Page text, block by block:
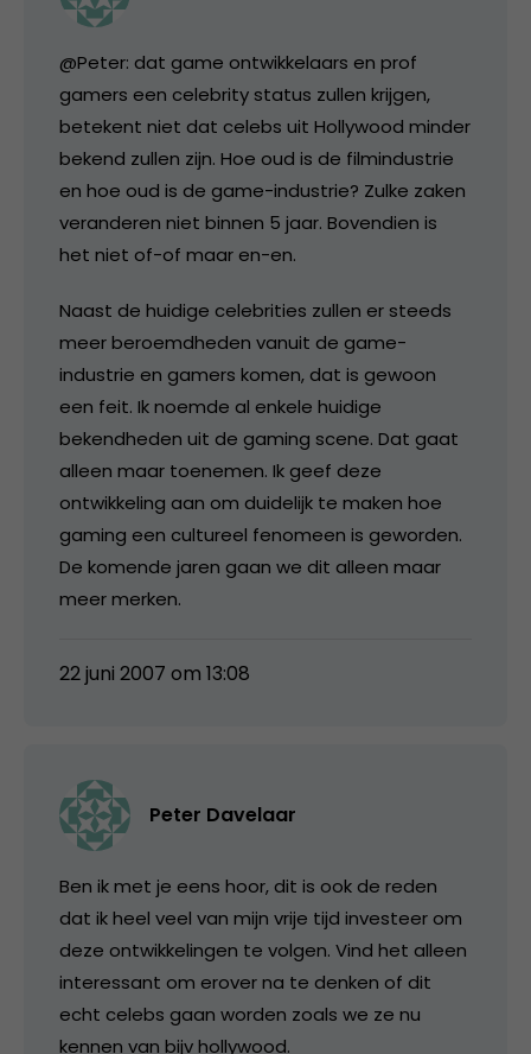
@Peter: dat game ontwikkelaars en prof
gamers een celebrity status zullen krijgen,
betekent niet dat celebs uit Hollywood minder
bekend zullen zijn. Hoe oud is de filmindustrie
en hoe oud is de game-industrie? Zulke zaken
veranderen niet binnen 5 jaar. Bovendien is
het niet of-of maar en-en.
Naast de huidige celebrities zullen er steeds
meer beroemdheden vanuit de game-
industrie en gamers komen, dat is gewoon
een feit. Ik noemde al enkele huidige
bekendheden uit de gaming scene. Dat gaat
alleen maar toenemen. Ik geef deze
ontwikkeling aan om duidelijk te maken hoe
gaming een cultureel fenomeen is geworden.
De komende jaren gaan we dit alleen maar
meer merken.
22 juni 2007 om 13:08
Peter Davelaar
Ben ik met je eens hoor, dit is ook de reden
dat ik heel veel van mijn vrije tijd investeer om
deze ontwikkelingen te volgen. Vind het alleen
interessant om erover na te denken of dit
echt celebs gaan worden zoals we ze nu
kennen van bijv hollywood.